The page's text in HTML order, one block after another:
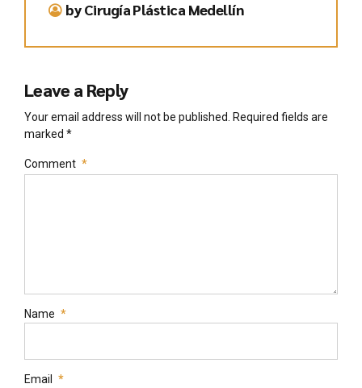
by Cirugía Plástica Medellín
Leave a Reply
Your email address will not be published. Required fields are
marked *
Comment *
Name *
Email *